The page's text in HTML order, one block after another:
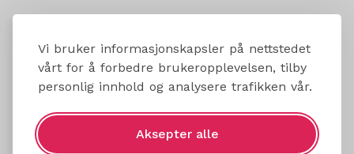
Vi bruker informasjonskapsler på nettstedet
vårt for å forbedre brukeropplevelsen, tilby
personlig innhold og analysere trafikken vår.
Aksepter alle